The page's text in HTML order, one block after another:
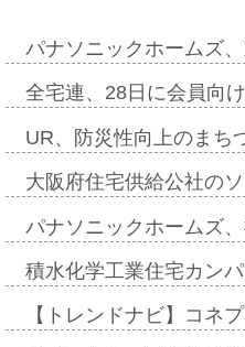
パナソニックホームズ
全宅連、28日に会員向
UR、防災性向上のま
大阪府住宅供給公社の
パナソニックホームズ
積水化学工業住宅カン
【トレンドナビ】コネ